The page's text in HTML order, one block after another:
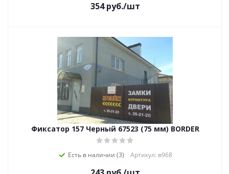
354руб./шт
Фиксатор 157 Черный 67523 (75 мм) BORDER
Есть в наличии (3) Артикул: в968